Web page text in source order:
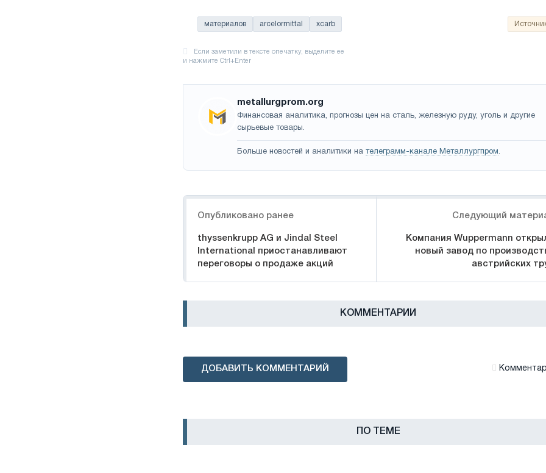
материалов arcelormittal xcarb
metallurgprom.org
Финансовая аналитика, прогнозы цен на сталь, железную руду, уголь и другие
сырьевые товары.
Больше новостей и аналитики на телеграмм-канале Металлургпром.
Опубликовано ранее
thyssenkrupp AG и Jindal Steel
International приостанавливают
переговоры о продаже акций
Следующий
Компания Wuppermann
новый завод по
австрийских
КОММЕНТАРИИ
ДОБАВИТЬ КОММЕНТАРИЙ
ПО ТЕМЕ